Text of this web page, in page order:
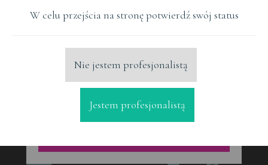
ORTODONCJA
W celu przejścia na stronę potwierdź swój status
Nie jestem profesjonalistą
Jestem profesjonalistą